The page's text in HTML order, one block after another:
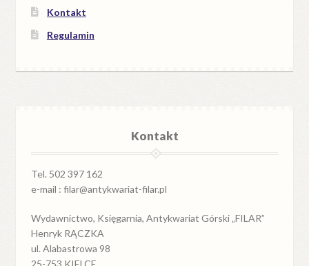
Kontakt
Regulamin
Kontakt
Tel. 502 397 162
e-mail : filar@antykwariat-filar.pl
Wydawnictwo, Księgarnia, Antykwariat Górski „FILAR”
Henryk RĄCZKA
ul. Alabastrowa 98
25-753 KIELCE